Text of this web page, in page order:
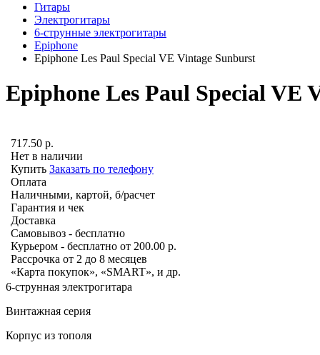
Гитары
Электрогитары
6-струнные электрогитары
Epiphone
Epiphone Les Paul Special VE Vintage Sunburst
Epiphone Les Paul Special VE
717.50 р.
Нет в наличии
Купить Заказать по телефону
Оплата
Наличными, картой, б/расчет
Гарантия и чек
Доставка
Самовывоз - бесплатно
Курьером - бесплатно от 200.00 р.
Рассрочка от 2 до 8 месяцев
«Карта покупок», «SMART», и др.
6-струнная электрогитара
Винтажная серия
Корпус из тополя